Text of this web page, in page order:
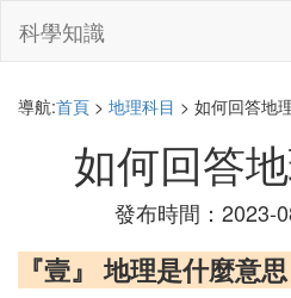
科學知識
導航:首頁 > 地理科目 > 如何回答地
如何回答
發布時間：2023-
『壹』 地理是什麼意思